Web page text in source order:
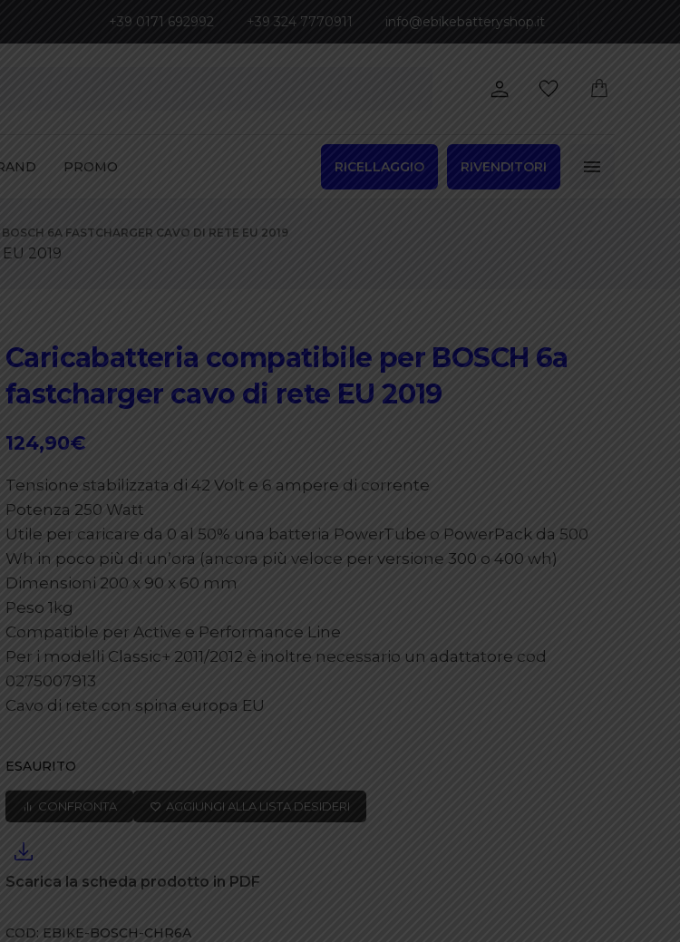
+39 0171 692992 +39 324 7770911 info@ebikebatteryshop.it
PROMO RICELLAGGIO RIVENDITORI
6A FASTCHARGER CAVO DI RETE EU 2019
2019
Caricabatteria compatibile per BOSCH 6a
fastcharger cavo di rete EU 2019
124,90€
Tensione stabilizzata di 42 Volt e 6 ampere di corrente
Potenza 250 Watt
Utile per caricare da 0 al 50% una batteria PowerTube o PowerPack da 500
Wh in poco più di un’ora (ancora più veloce per versione 300 o 400 wh)
Dimensioni 200 x 90 x 60 mm
Peso 1kg
Compatible per Active e Performance Line
Per i modelli Classic+ 2011/2012 è inoltre necessario un adattatore cod
0275007913
Cavo di rete con spina europa EU
ESAURITO
CONFRONTA AGGIUNGI ALLA LISTA DESIDERI
Scarica la scheda prodotto in PDF
COD: EBIKE-BOSCH-CHR6A